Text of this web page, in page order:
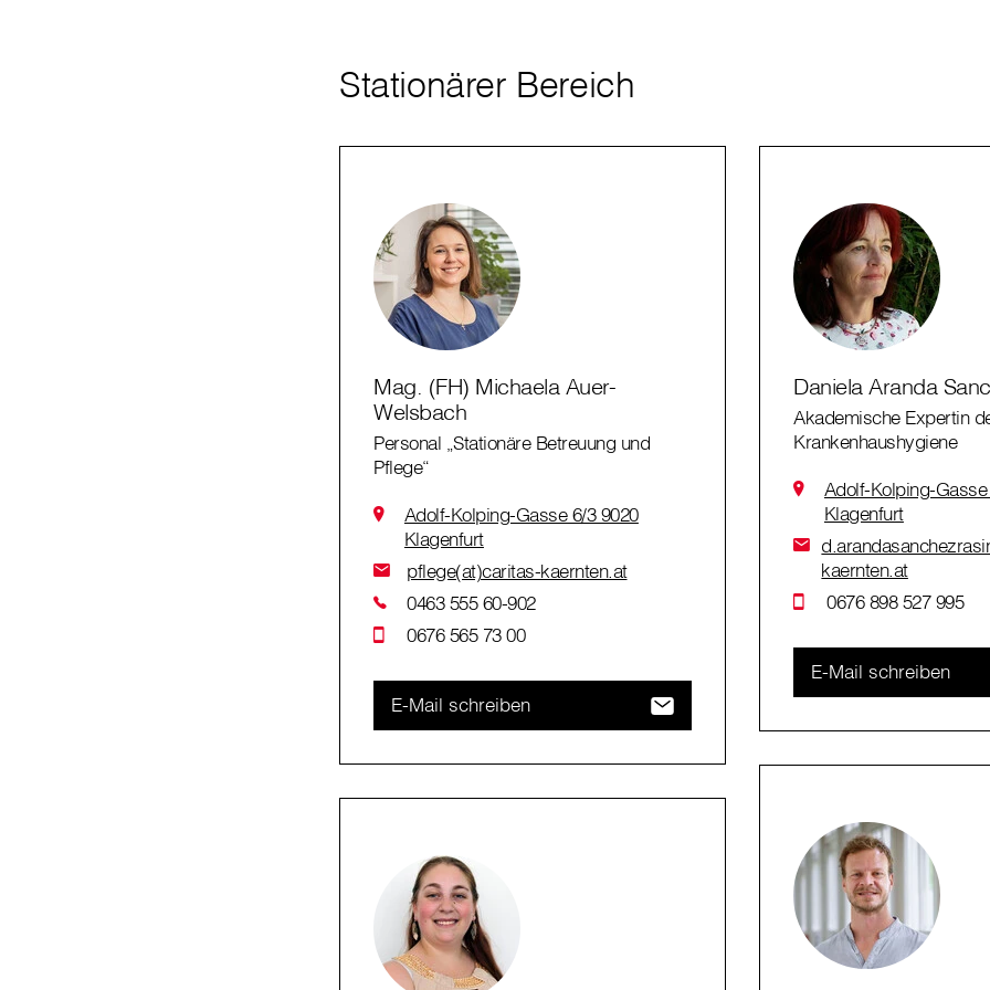
Stationärer Bereich
Mag. (FH) Michaela Auer-
Welsbach
Personal „Stationäre Betreuung und
Pflege“
Adolf-Kolping-Gasse 6/3 9020
Klagenfurt
pflege(at)caritas-kaernten.at
0463 555 60-902
0676 565 73 00
E-Mail schreiben
Daniela Aranda
Akademische Expertin
Krankenhaushygiene
Adolf-Kolping-
Klagenfurt
kaernten.at
0676 898 527 995
E-Mail schreiben